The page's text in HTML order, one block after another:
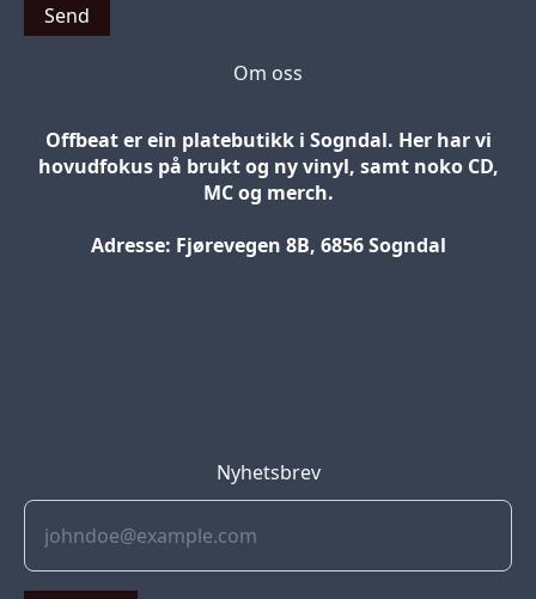
Send
Om oss
Offbeat er ein platebutikk i Sogndal. Her har vi
hovudfokus på brukt og ny vinyl, samt noko CD,
MC og merch.
Adresse: Fjørevegen 8B, 6856 Sogndal
Nyhetsbrev